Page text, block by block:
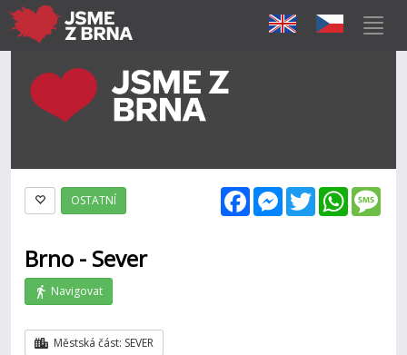
FacebookMessenger
Twitter
OSTATNÍ
Brno - Sever
Navigovat
Městská část: SEVER